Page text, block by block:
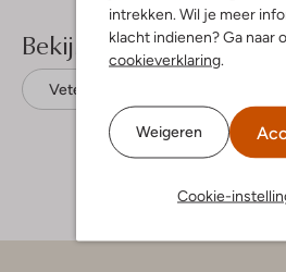
intrekken. Wil je meer
klacht indienen? Ga naar
cookieverklaring
Weigeren
Cookie-
Bekijk meer
Veterboots